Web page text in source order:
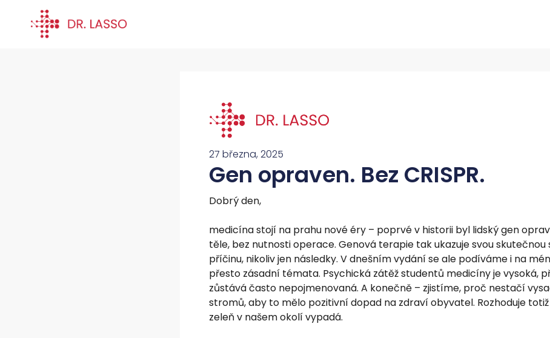
27 března, 2025
Gen opraven. Bez CRISPR.
Dobrý den,
medicína stojí na prahu nové éry – poprvé v historii byl lidský gen
těle, bez nutnosti operace. Genová terapie tak ukazuje svou skutečnou
příčinu, nikoliv jen následky. V dnešním vydání se ale podíváme i na
přesto zásadní témata. Psychická zátěž studentů medicíny je vysoká,
zůstává často nepojmenovaná. A konečně – zjistíme, proč nestačí
stromů, aby to mělo pozitivní dopad na zdraví obyvatel. Rozhoduje totiž
zeleň v našem okolí vypadá.